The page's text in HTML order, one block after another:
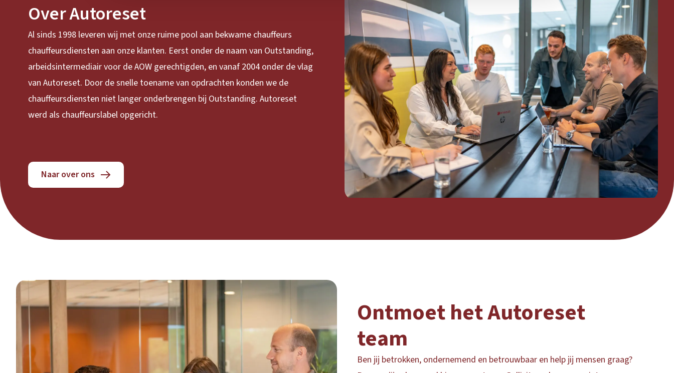
Over Autoreset
Al sinds 1998 leveren wij met onze ruime pool aan bekwame chauffeurs
chauffeursdiensten aan onze klanten. Eerst onder de naam van Outstanding,
arbeidsintermediair voor de AOW gerechtigden, en vanaf 2004 onder de vlag
van Autoreset. Door de snelle toename van opdrachten konden we de
chauffeursdiensten niet langer onderbrengen bij Outstanding. Autoreset
werd als chauffeurslabel opgericht.
Naar over ons
Ontmoet het Autoreset
team
Ben jij betrokken, ondernemend en betrouwbaar en help jij mensen graag?